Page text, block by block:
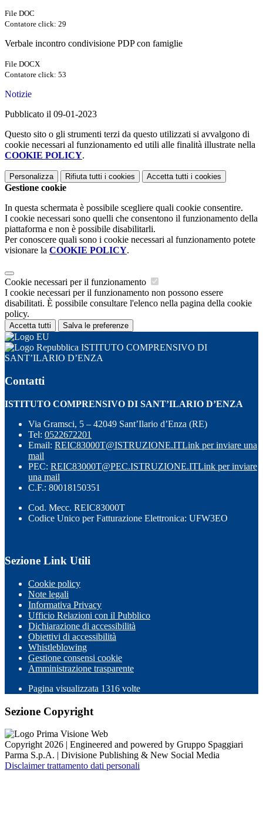
File DOC
Contatore click: 29
Verbale incontro condivisione PDP con famiglie
File DOCX
Contatore click: 53
Notizie
Pubblicato il 09-01-2023
Questo sito o gli strumenti terzi da questo utilizzati si avvalgono di
cookie necessari al funzionamento ed utili alle finalità illustrate nella
COOKIE POLICY.
Personalizza Rifiuta tutti i cookies Accetta tutti i cookies
Gestione cookie
In questa schermata è possibile scegliere quali cookie consentire.
I cookie necessari sono quelli che consentono il funzionamento della
piattaforma e non è possibile disabilitarli.
Per conoscere quali sono i cookie necessari al funzionamento potete
visionare la COOKIE POLICY.
Cookie necessari per il funzionamento
I cookie necessari per il funzionamento non possono essere
disabilitati. È possibile consultare l'elenco nella pagina della cookie
policy.
Accetta tutti Salva le preferenze
ISTITUTO COMPRENSIVO DI
SANT’ILARIO D’ENZA
Contatti
ISTITUTO COMPRENSIVO DI SANT’ILARIO D’ENZA
Via Gramsci, 5 – 42049 Sant’Ilario d’Enza (RE)
Tel: 0522672201
Email: REIC83000T@ISTRUZIONE.ITLink per inviare una
mail
PEC: REIC83000T@PEC.ISTRUZIONE.ITLink per inviare
una mail
C.F.: 80018150351
Cod. Mecc. REIC83000T
Codice Unico per Fatturazione Elettronica: UFW3EO
Sezione Link Utili
Cookie policy
Note legali
Informativa Privacy
Ufficio Relazioni con il Pubblico
Dichiarazione di accessibilità
Obiettivi di accessibilità
Whistleblowing
Gestione consensi cookie
Amministrazione trasparente
Pagina visualizzata 1316 volte
Sezione Copyright
Copyright 2026 | Engineered and powered by Gruppo Spaggiari
Parma S.p.A. | Divisione Publishing & New Social Media
Disclaimer trattamento dati personali